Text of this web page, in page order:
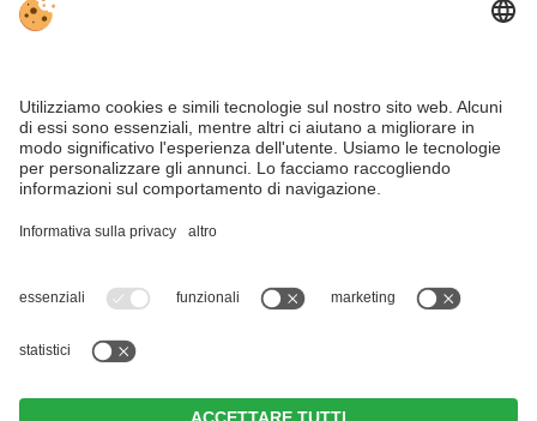
VIVODolomiti è il portale di viaggio per una vacanza in
montagna indimenticabile – con alloggi e offerte nelle
Dolomiti, Patrimonio Naturale dell’Umanità UNESCO.
Nonostante il lavoro accurato e il costante aggiornamento dei contenuti, si
possono verificare errori. Non garantiamo la correttezza e la completezza di
tutte le informazioni.
Per motivi di sicurezza, si prega di verificare chiedendo direttamente sul posto